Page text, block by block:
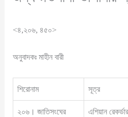
<৪,২০৬, ৪৫০>
অনুবাদকঃ মাহীন বারী
শিরোনাম সূত্র
২০৬। জাতিসংঘের
এশিয়ান